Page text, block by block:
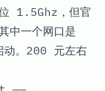
1.5Ghz，但官
中一个网口是
动。200 元左右